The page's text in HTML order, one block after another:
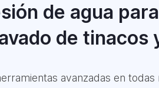
de agua
de tinacos
avanzadas en